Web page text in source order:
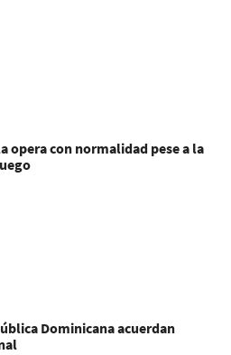
opera con normalidad pese a la
Dominicana acuerdan